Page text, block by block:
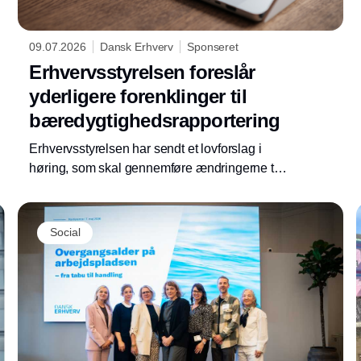
09.07.2026 Dansk Erhverv Sponseret
Erhvervsstyrelsen foreslår
yderligere forenklinger til
bæredygtighedsrapportering
Erhvervsstyrelsen har sendt et lovforslag i
høring, som skal gennemføre ændringerne til
vigtigste ændringer og den videre proces.
Social